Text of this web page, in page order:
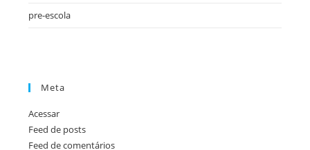
pre-escola
Meta
Acessar
Feed de posts
Feed de comentários